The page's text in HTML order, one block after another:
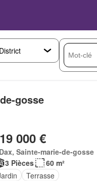
gosse
000 €
Sainte-marie-de-gosse
3 Pièces
60 m²
Terrasse